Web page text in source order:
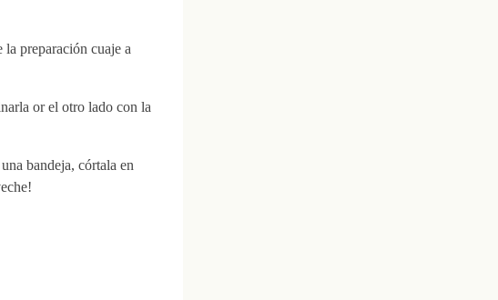
preparación cuaje a
or el otro lado con la
bandeja, córtala en